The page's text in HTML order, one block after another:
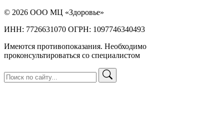
© 2026 ООО МЦ «Здоровье»
ИНН: 7726631070 ОГРН: 1097746340493
Имеются противопоказания. Необходимо
проконсультироваться со специалистом